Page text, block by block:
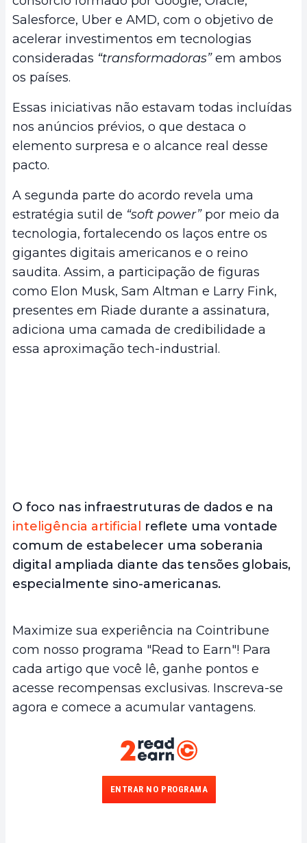
Salesforce, Uber e AMD, com o objetivo de
acelerar investimentos em tecnologias
consideradas “transformadoras”em ambos
os países.
Essas iniciativas não estavam todas incluídas
nos anúncios prévios, o que destaca o
elemento surpresa e o alcance real desse
pacto.
A segunda parte do acordo revela uma
estratégia sutil de “soft power”por meio da
tecnologia, fortalecendo os laços entre os
gigantes digitais americanos e o reino
saudita. Assim, a participação de figuras
como Elon Musk, Sam Altman e Larry Fink,
presentes em Riade durante a assinatura,
adiciona uma camada de credibilidade a
essa aproximação tech-industrial.
O foco nas infraestruturas de dados e na
inteligência artificial
reflete uma vontade
comum de estabelecer uma soberania
digital ampliada diante das tensões globais,
especialmente sino-americanas.
Maximize sua experiência na Cointribune
com nosso programa "Read to Earn"! Para
cada artigo que você lê, ganhe pontos e
acesse recompensas exclusivas. Inscreva-se
agora e comece a acumular vantagens.
ENTRAR NO PROGRAMA